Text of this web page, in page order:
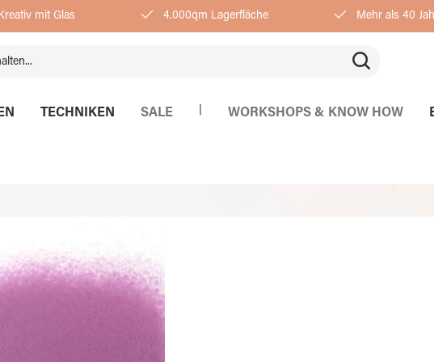
Kreativ mit Glas 4.000qm Lagerfläche Mehr als 40
TECHNIKEN SALE WORKSHOPS & KNOW HOW